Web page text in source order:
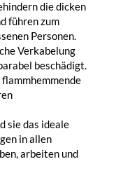
die dicken
führen zum
Personen.
Verkabelung
beschädigt.
sie das ideale
in allen
arbeiten und